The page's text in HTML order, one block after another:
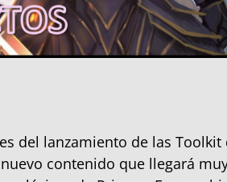
del lanzamiento de las Toolkit
contenido que llegará